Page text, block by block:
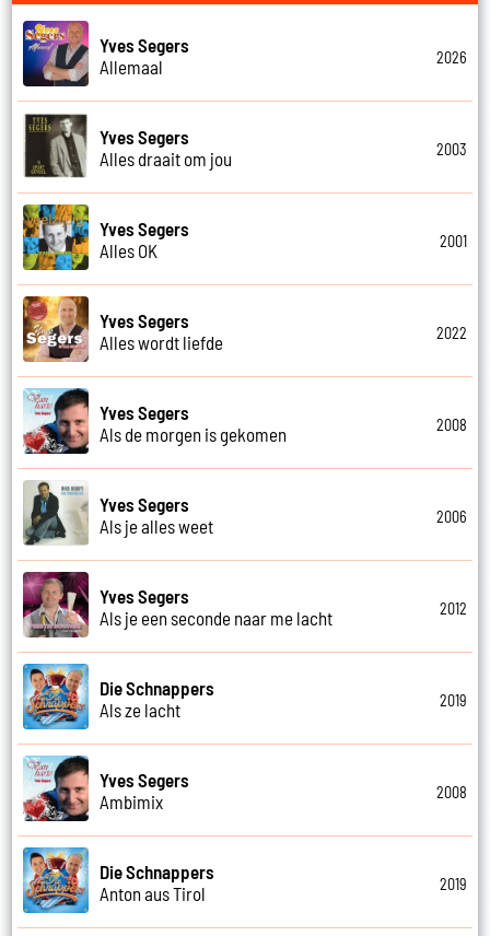
Yves Segers
Allemaal
2026
Yves Segers
Alles draait om jou
2003
Yves Segers
Alles OK
2001
Yves Segers
Alles wordt liefde
2022
Yves Segers
Als de morgen is gekomen
2008
Yves Segers
Als je alles weet
2006
Yves Segers
Als je een seconde naar me lacht
2012
Die Schnappers
Als ze lacht
2019
Yves Segers
Ambimix
2008
Die Schnappers
Anton aus Tirol
2019